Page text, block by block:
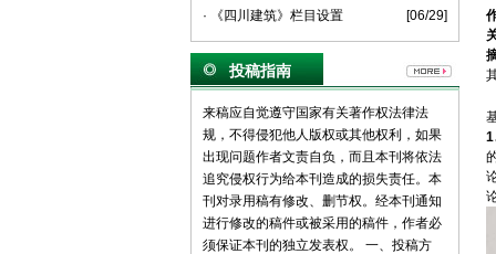
· 《四川建筑》栏目设置
[06/29]
投稿指南
来稿应自觉遵守国家有关著作权法律法
规，不得侵犯他人版权或其他权利，如果
出现问题作者文责自负，而且本刊将依法
追究侵权行为给本刊造成的损失责任。本
刊对录用稿有修改、删节权。经本刊通知
进行修改的稿件或被采用的稿件，作者必
须保证本刊的独立发表权。 一、投稿方
1